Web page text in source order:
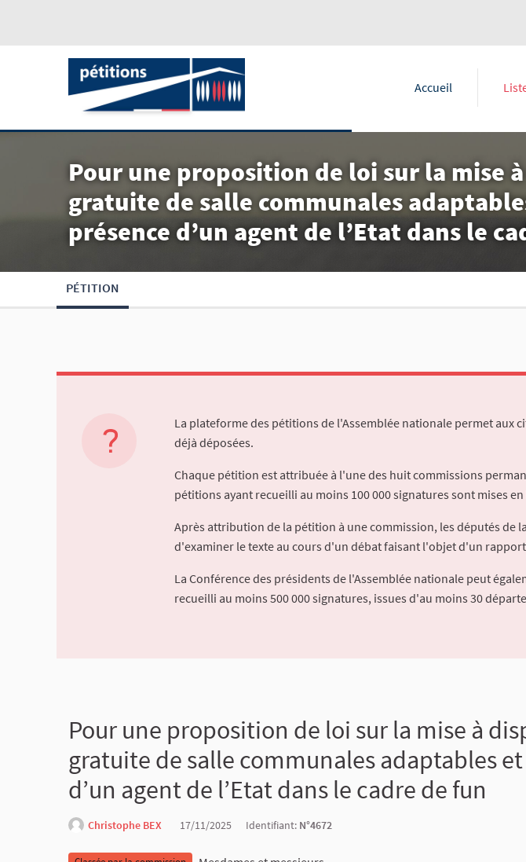
Accueil
Pour une proposition de loi sur la mise
gratuite de salle communales
présence d’un agent de l’Etat dans le
PÉTITION
La plateforme des pétitions de l'Assemblée nationale permet aux
déjà déposées.
Chaque pétition est attribuée à l'une des huit commissions
pétitions ayant recueilli au moins 100 000 signatures sont mises
Après attribution de la pétition à une commission, les députés
d'examiner le texte au cours d'un débat faisant l'objet d'un
La Conférence des présidents de l'Assemblée nationale peut
recueilli au moins 500 000 signatures, issues d'au moins 30
Pour une proposition de loi sur la mise à
gratuite de salle communales adaptables
d’un agent de l’Etat dans le cadre de fun
Christophe BEX 17/11/2025 Identifiant: N°4672